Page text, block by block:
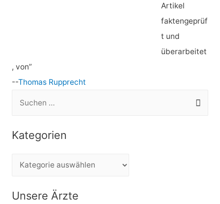
Artikel
faktengeprüf
t und
überarbeitet
, von”
--Thomas Rupprecht
Kategorien
tUnsere Ärzte